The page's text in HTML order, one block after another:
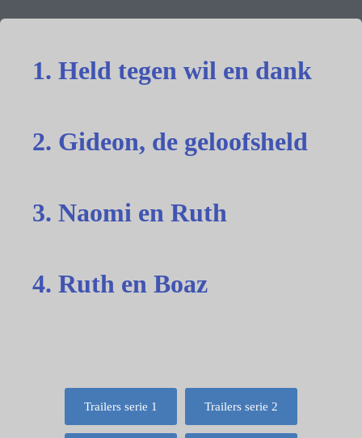
1. Held tegen wil en dank
2. Gideon, de geloofsheld
3. Naomi en Ruth
4. Ruth en Boaz
Trailers serie 1 Trailers serie 2